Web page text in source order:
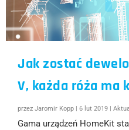
Jak zostać
V, każda róża ma
przezJaromir Kopp |6 lut 2019 |
Gama urządzeń HomeKit